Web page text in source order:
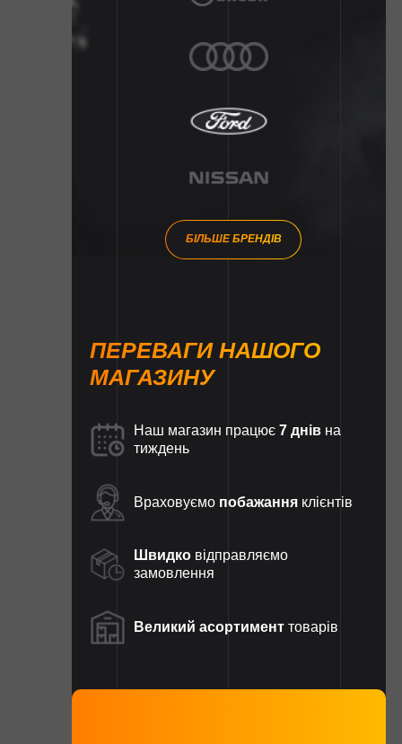
БІЛЬШЕ БРЕНДІВ
ПЕРЕВАГИ НАШОГО
МАГАЗИНУ
Наш магазин працює 7 днів на
тиждень
Враховуємо побажання клієнтів
Швидко відправляємо
замовлення
Великий асортимент товарів